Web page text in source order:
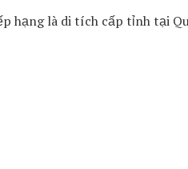
hạng là di tích cấp tỉnh tại